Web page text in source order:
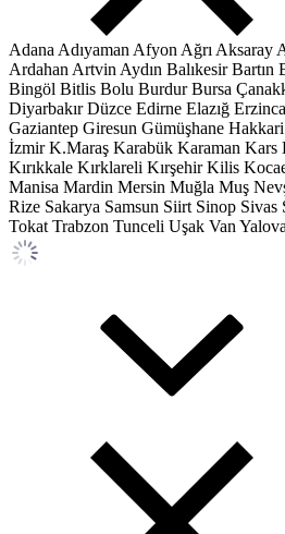
Adana Adıyaman Afyon Ağrı Aksaray
Ardahan Artvin Aydın Balıkesir Bartın
Bingöl Bitlis Bolu Burdur Bursa
Diyarbakır Düzce Edirne Elazığ
Gaziantep Giresun Gümüşhane Hakkari
İzmir K.Maraş Karabük Karaman Kars
Kırıkkale Kırklareli Kırşehir Kilis
Manisa Mardin Mersin Muğla Muş
Rize Sakarya Samsun Siirt Sinop Sivas
Tokat Trabzon Tunceli Uşak Van Yalova